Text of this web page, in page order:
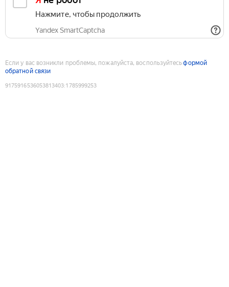
Нажмите, чтобы продолжить
Yandex SmartCaptcha
Если у вас возникли проблемы, пожалуйста, воспользуйтесьформой
обратной связи
9175916536053813403:1785999253